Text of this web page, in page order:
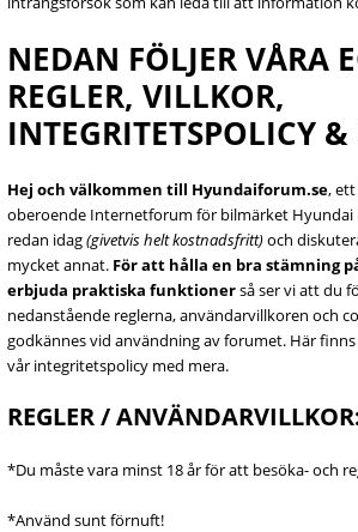
NEDAN FÖLJER VÅRA
REGLER, VILLKOR,
INTEGRITETSPOLICY
Hej och välkommen till Hyundaiforum.se,
oberoende Internetforum för bilmärket Hyundai i
redan idag(givetvis helt kostnadsfritt)och
mycket annat. För att hålla en bra stämning
erbjuda praktiska funktionerså ser vi att du
nedanstående reglerna, användarvillkoren och
godkännes vid användning av forumet. Här
vår integritetspolicy med mera.
REGLER /
*Du måste vara minst 18 år för att besöka- och
*Använd sunt förnuft!